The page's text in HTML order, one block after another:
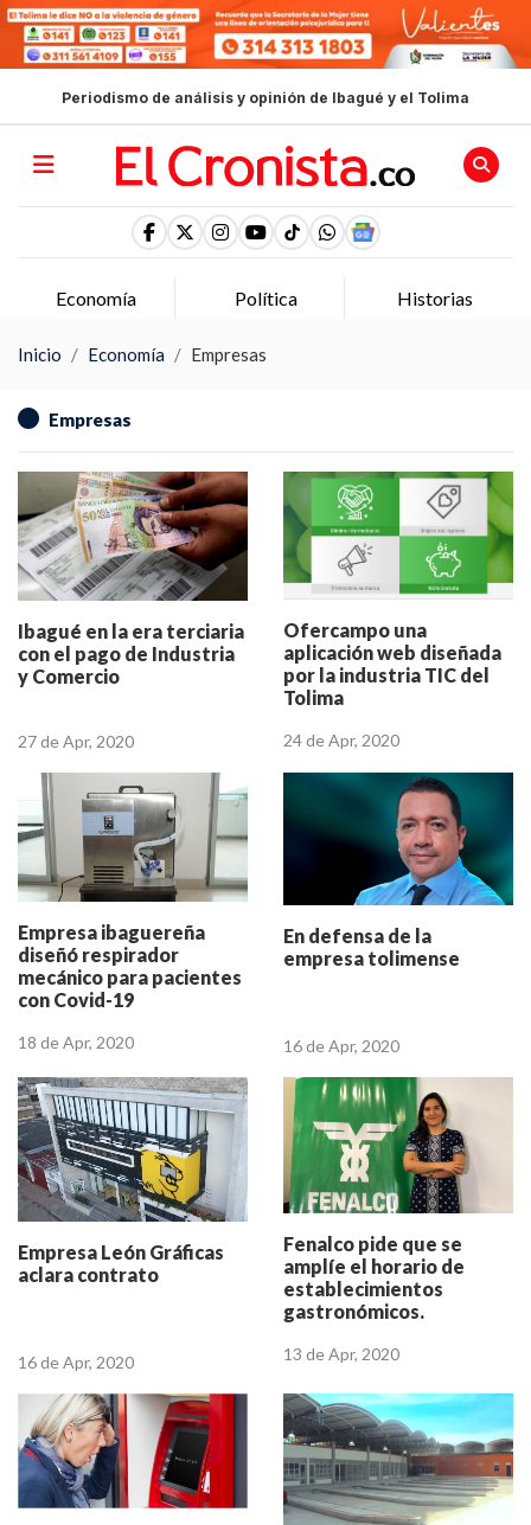
Periodismo de análisis y opinión de Ibagué y el Tolima
Economía Política Historias
Inicio Economía Empresas
Empresas
Ibagué en la era terciaria
con el pago de Industria
y Comercio
27 de Apr, 2020
Ofercampo una
aplicación web diseñada
por la industria TIC del
Tolima
24 de Apr, 2020
Empresa ibaguereña
diseñó respirador
mecánico para pacientes
con Covid-19
18 de Apr, 2020
En defensa de la
empresa tolimense
16 de Apr, 2020
Empresa León Gráficas
aclara contrato
16 de Apr, 2020
Fenalco pide que se
amplíe el horario de
establecimientos
gastronómicos.
13 de Apr, 2020